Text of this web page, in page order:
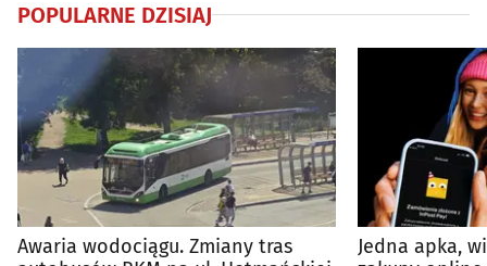
POPULARNE DZISIAJ
Awaria wodociągu. Zmiany tras
Jedna apka,